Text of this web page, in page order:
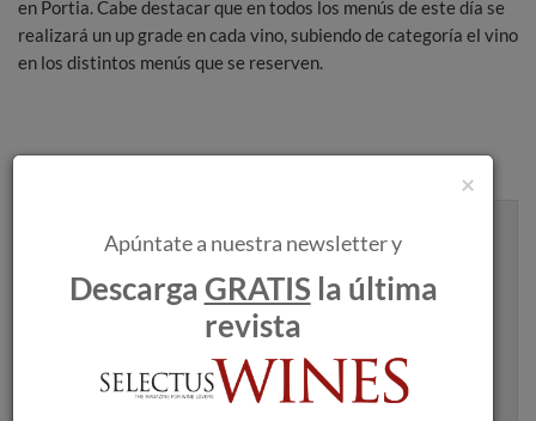
en Portia. Cabe destacar que en todos los menús de este día se
realizará un up grade en cada vino, subiendo de categoría el vino
en los distintos menús que se reserven.
Recibe artículos como este en tu
×
Apúntate a nuestra newsletter y
DescargaGRATIS la última
revista